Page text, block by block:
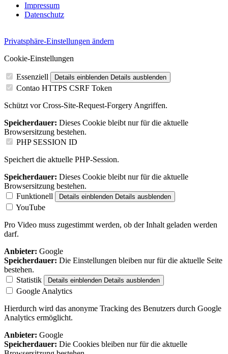
Impressum
Datenschutz
Privatsphäre-Einstellungen ändern
Cookie-Einstellungen
Essenziell Details einblenden Details ausblenden
Contao HTTPS CSRF Token
Schützt vor Cross-Site-Request-Forgery Angriffen.
Speicherdauer: Dieses Cookie bleibt nur für die aktuelle
Browsersitzung bestehen.
PHP SESSION ID
Speichert die aktuelle PHP-Session.
Speicherdauer: Dieses Cookie bleibt nur für die aktuelle
Browsersitzung bestehen.
Funktionell
Details einblenden Details ausblenden
YouTube
Pro Video muss zugestimmt werden, ob der Inhalt geladen werden
darf.
Anbieter: Google
Speicherdauer: Die Einstellungen bleiben nur für die aktuelle Seite
bestehen.
Statistik
Details einblenden Details ausblenden
Google Analytics
Hierdurch wird das anonyme Tracking des Benutzers durch Google
Analytics ermöglicht.
Anbieter: Google
Speicherdauer: Die Cookies bleiben nur für die aktuelle